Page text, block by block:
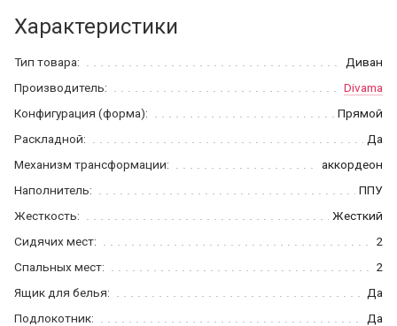
Характеристики
Тип товара:
Диван
Производитель:
Divama
Конфигурация (форма):
Прямой
Раскладной:
Да
Механизм трансформации:
аккордеон
Наполнитель:
ППУ
Жесткость:
Жесткий
Сидячих мест:
2
Спальных мест:
2
Ящик для белья:
Да
Подлокотник:
Да